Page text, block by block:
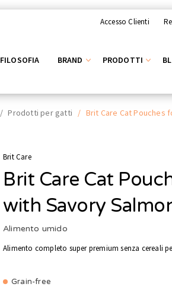
Accesso Clienti
FILOSOFIA BRAND PRODOTTI
/ Prodotti per gatti / Brit Care Cat Pouches
Brit Care
Brit Care Cat
with Savory
Alimento umido
Alimento completo super premium senza cereali
Grain-free